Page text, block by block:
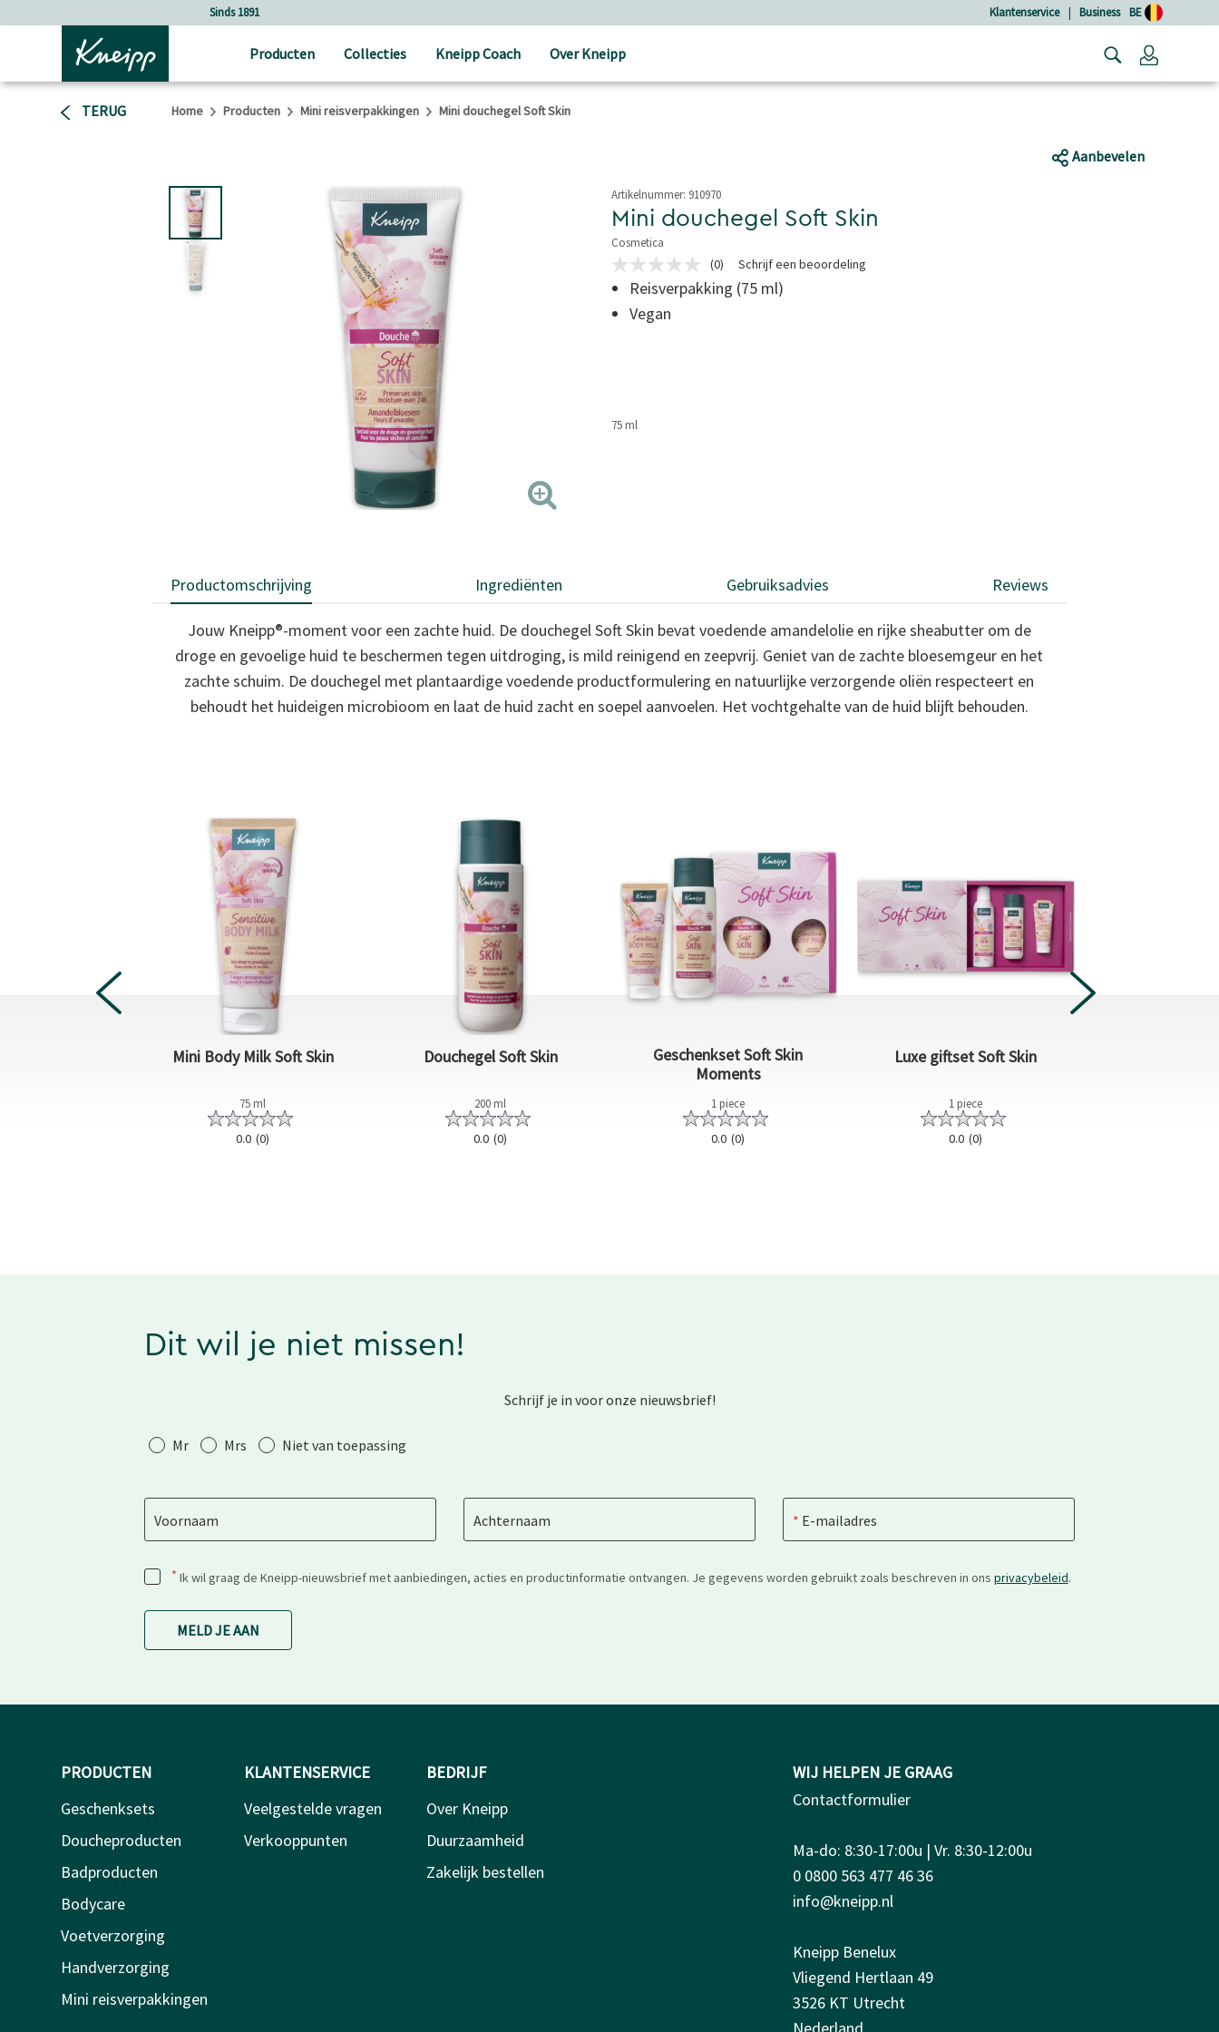
Sinds 1891 Klantenservice | Business BE
Producten Collecties Kneipp Coach Over Kneipp
TERUG Home Producten Mini reisverpakkingen Mini douchegel Soft Skin
Aanbevelen
Artikelnummer: 910970
Mini douchegel Soft Skin
Cosmetica
5 van 5 sterren
Geen
scorewaarde
Dezelfde
paginalink.
(0) Schrijf een beoordeling
Reisverpakking (75 ml)
Vegan
75 ml
Productomschrijving Ingrediënten Gebruiksadvies Reviews
Jouw Kneipp®-moment voor een zachte huid. De douchegel Soft Skin bevat voedende amandelolie en rijke sheabutter om de
droge en gevoelige huid te beschermen tegen uitdroging, is mild reinigend en zeepvrij. Geniet van de zachte bloesemgeur en het
zachte schuim. De douchegel met plantaardige voedende productformulering en natuurlijke verzorgende oliën respecteert en
behoudt het huideigen microbioom en laat de huid zacht en soepel aanvoelen. Het vochtgehalte van de huid blijft behouden.
Mini Body Milk Soft Skin
75 ml
0.0 (0)
Douchegel Soft Skin
200 ml
0.0 (0)
Geschenkset Soft Skin
Moments
1 piece
0.0 (0)
Luxe giftset Soft Skin
1 piece
0.0 (0)
Dit wil je niet missen!
Schrijf je in voor onze nieuwsbrief!
Aanhef
Mr Mrs Niet van toepassing
Voornaam Achternaam E-mailadres
* Ik wil graag de Kneipp-nieuwsbrief met aanbiedingen, acties en productinformatie ontvangen. Je gegevens worden gebruikt zoals beschreven in ons privacybeleid.
MELD JE AAN
PRODUCTEN
Geschenksets
Doucheproducten
Badproducten
Bodycare
Voetverzorging
Handverzorging
Mini reisverpakkingen
KLANTENSERVICE
Veelgestelde vragen
Verkooppunten
BEDRIJF
Over Kneipp
Duurzaamheid
Zakelijk bestellen
WIJ HELPEN JE GRAAG
Contactformulier
Ma-do: 8:30-17:00u | Vr. 8:30-12:00u
0 0800 563 477 46 36
info@kneipp.nl
Kneipp Benelux
Vliegend Hertlaan 49
3526 KT Utrecht
Nederland